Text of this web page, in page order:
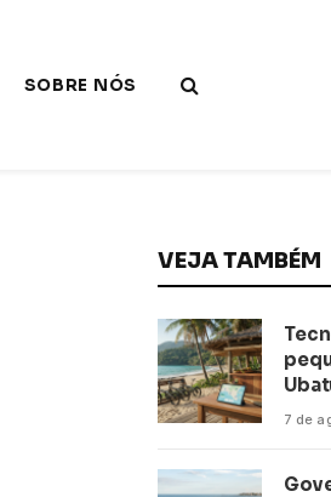
SOBRE NÓS
VEJA TAMBÉM
7 de